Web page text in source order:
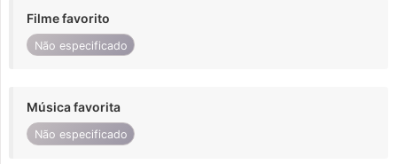
Filme favorito
Não especificado
Música favorita
Não especificado